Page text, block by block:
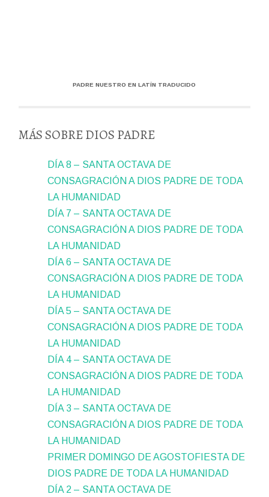
PADRE NUESTRO EN LATÍN TRADUCIDO
MÁS SOBRE DIOS PADRE
DÍA 8 – SANTA OCTAVA DE
CONSAGRACIÓN A DIOS PADRE DE TODA
LA HUMANIDAD
DÍA 7 – SANTA OCTAVA DE
CONSAGRACIÓN A DIOS PADRE DE TODA
LA HUMANIDAD
DÍA 6 – SANTA OCTAVA DE
CONSAGRACIÓN A DIOS PADRE DE TODA
LA HUMANIDAD
DÍA 5 – SANTA OCTAVA DE
CONSAGRACIÓN A DIOS PADRE DE TODA
LA HUMANIDAD
DÍA 4 – SANTA OCTAVA DE
CONSAGRACIÓN A DIOS PADRE DE TODA
LA HUMANIDAD
DÍA 3 – SANTA OCTAVA DE
CONSAGRACIÓN A DIOS PADRE DE TODA
LA HUMANIDAD
PRIMER DOMINGO DE AGOSTOFIESTA DE
DIOS PADRE DE TODA LA HUMANIDAD
DÍA 2 – SANTA OCTAVA DE